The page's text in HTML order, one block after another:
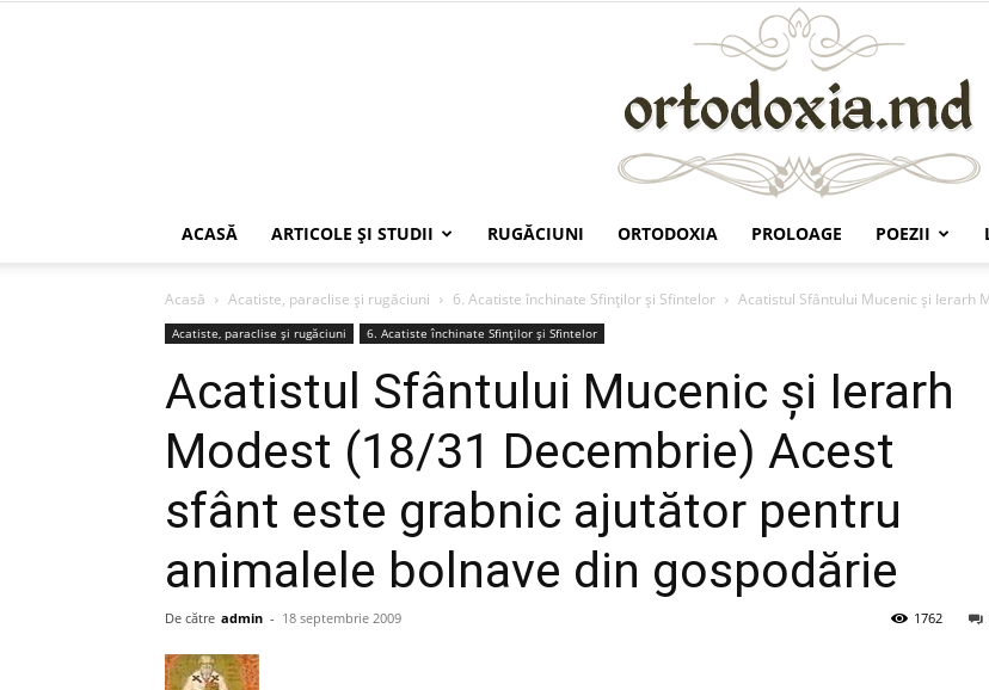
ACASĂ ARTICOLE ŞI STUDII RUGĂCIUNI ORTODOXIA PROLOAGE POEZII
Acasă Acatiste, paraclise și rugăciuni 6. Acatiste închinate Sfinților și Sfintelor Acatistul Sfântului Mucenic şi Ierarh
Acatiste, paraclise și rugăciuni 6. Acatiste închinate Sfinților și Sfintelor
Acatistul Sfântului Mucenic şi Ierarh
Modest (18/31 Decembrie) Acest
sfânt este grabnic ajutător pentru
animalele bolnave din gospodărie
De către admin - 18 septembrie 2009 1762